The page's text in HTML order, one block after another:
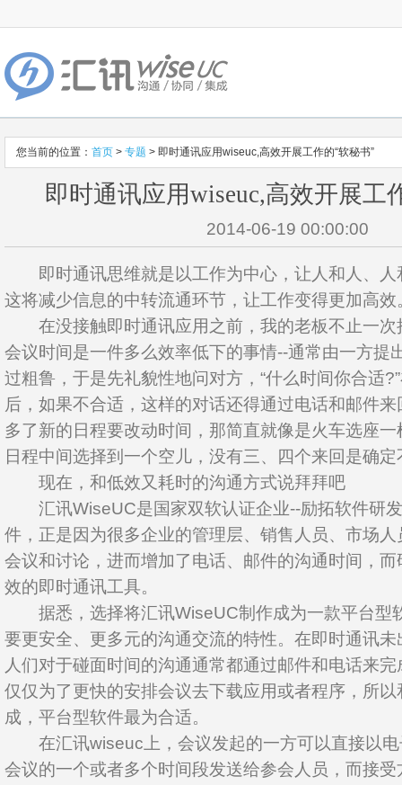
您当前的位置： 首页 > 专题 > 即时通讯应用wiseuc,高效开展工作的“软秘书”
即时通讯应用wiseuc,高效开展工
2014-06-19 00:00:00
即时通讯思维就是以工作为中心，让人和人、人
这将减少信息的中转流通环节，让工作变得更加高效
在没接触即时通讯应用之前，我的老板不止一次
会议时间是一件多么效率低下的事情--通常由一方提
过粗鲁，于是先礼貌性地问对方，“什么时间你合适
后，如果不合适，这样的对话还得通过电话和邮件
多了新的日程要改动时间，那简直就像是火车选座
日程中间选择到一个空儿，没有三、四个来回是确
现在，和低效又耗时的沟通方式说拜拜吧
汇讯WiseUC是国家双软认证企业--励拓软件研
件，正是因为很多企业的管理层、销售人员、市场
会议和讨论，进而增加了电话、邮件的沟通时间，
效的即时通讯工具。
据悉，选择将汇讯WiseUC制作成为一款平台型
要更安全、更多元的沟通交流的特性。在即时通讯
人们对于碰面时间的沟通通常都通过邮件和电话来
仅仅为了更快的安排会议去下载应用或者程序，所
成，平台型软件最为合适。
在汇讯wiseuc上，会议发起的一方可以直接以电
会议的一个或者多个时间段发送给参会人员，而接